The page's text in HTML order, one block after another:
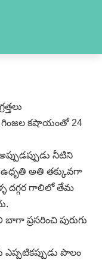
గింజల కషాయంతో 24
నీటిని
ఉధృతి అతి తక్కువగా
దగ్గర గాలిలో తేమ
ప్రసరించి పురుగు
ఎప్పటికప్పుడు పొలం